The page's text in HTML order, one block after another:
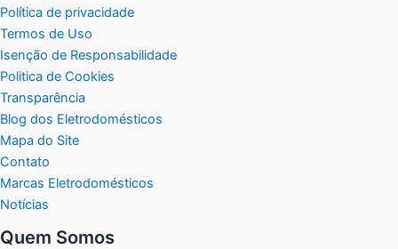
Política de privacidade
Termos de Uso
Isenção de Responsabilidade
Politica de Cookies
Transparência
Blog dos Eletrodomésticos
Mapa do Site
Contato
Marcas Eletrodomésticos
Notícias
Quem Somos